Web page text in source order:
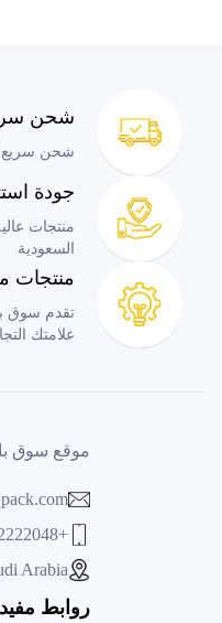
شحن
شحن سريع
جودة
منتجات
السعودية
منتجات
تقدم سوق
علامتك
موقع سوق
+966552222048
Arabia
روابط